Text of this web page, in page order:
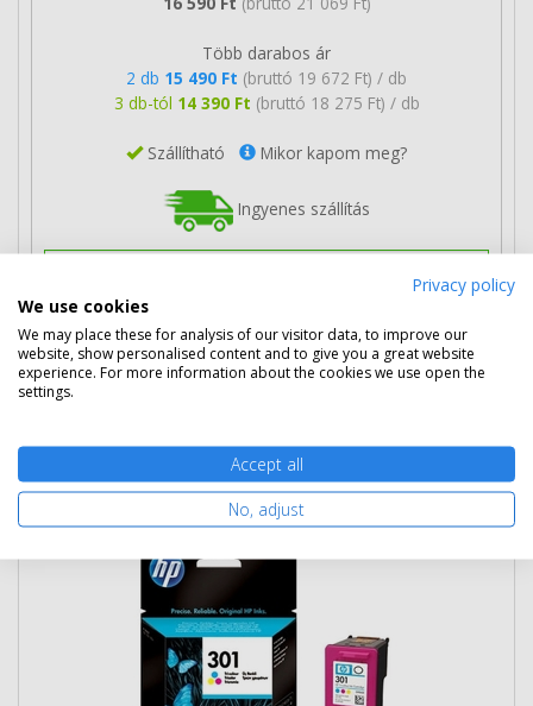
Több darabos ár
2 db 15 490 Ft (bruttó 19 672 Ft) / db
3 db-tól 14 390 Ft (bruttó 18 275 Ft) / db
Szállítható Mikor kapom meg?
Ingyenes szállítás
Kosárba tesz
Privacy policy
We use cookies
We may place these for analysis of our visitor data, to improve our
website, show personalised content and to give you a great website
experience. For more information about the cookies we use open the
settings.
Accept all
No, adjust